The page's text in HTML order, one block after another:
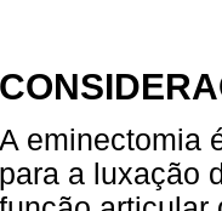
A eminectomia
para a luxação